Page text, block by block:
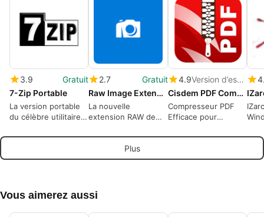
3.9
Gratuit
7-Zip Portable
La version portable
du célèbre utilitaire
2.7
Gratuit
Raw Image Extension
La nouvelle
extension RAW de
Windows 10
4.9
Version d’essai
Cisdem PDF Compressor
Compresseur PDF
Efficace pour
Plus
Vous aimerez aussi